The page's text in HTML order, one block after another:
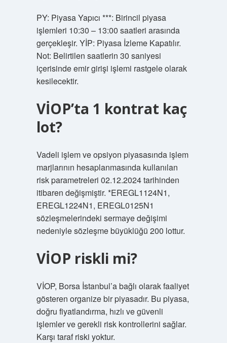
PY: Piyasa Yapıcı ***: Birincil piyasa
işlemleri 10:30 – 13:00 saatleri arasında
gerçekleşir. YİP: Piyasa İzleme Kapatılır.
Not: Belirtilen saatlerin 30 saniyesi
içerisinde emir girişi işlemi rastgele olarak
kesilecektir.
VİOP’ta 1 kontrat kaç
lot?
Vadeli işlem ve opsiyon piyasasında işlem
marjlarının hesaplanmasında kullanılan
risk parametreleri 02.12.2024 tarihinden
itibaren değişmiştir. *EREGL1124N1,
EREGL1224N1, EREGL0125N1
sözleşmelerindeki sermaye değişimi
nedeniyle sözleşme büyüklüğü 200 lottur.
VİOP riskli mi?
VİOP, Borsa İstanbul’a bağlı olarak faaliyet
gösteren organize bir piyasadır. Bu piyasa,
doğru fiyatlandırma, hızlı ve güvenli
işlemler ve gerekli risk kontrollerini sağlar.
Karşı taraf riski yoktur.